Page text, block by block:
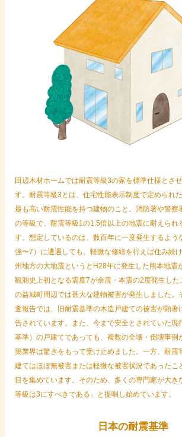
田辺木材ホームでは耐震等級3の家を標準仕様とさ
す。耐震等級3とは、住宅性能表示制度で定められ
最も高い耐震性能を持つ建物のこと。消防署や警察
の等級で、耐震等級1の1.5倍以上の地震に耐えられ
す。想定しているのは、数百年に一度発生するよう
強〜7）に遭遇しても、軽微な修繕を行えば住み続
州地方の大地震というとH28年に発生した熊本地震
観測史上初となる震度7が余震・本震の2度発生した
の益城町周辺では甚大な建物被害が発生しました。
査報告では、旧耐震基準の木造戸建ての被害が顕著
告されています。また、今まで安全とされていた現
基準）の戸建てであっても、複数の全壊・倒壊事例
築業界は驚きをもって受け止めました。一方、耐震
建てはほぼ無被害または軽微な被害状況であったこ
目を集めています。そのため、多くの専門家が大き
等級は3にすべきである」と提唱し始めています。
日本の耐震基準